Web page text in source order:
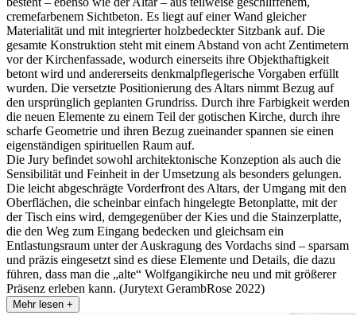
cremefarbenem Sichtbeton. Es liegt auf einer Wand gleicher
Materialität und mit integrierter holzbedeckter Sitzbank auf. Die
gesamte Konstruktion steht mit einem Abstand von acht Zentimetern
vor der Kirchenfassade, wodurch einerseits ihre Objekthaftigkeit
betont wird und andererseits denkmalpflegerische Vorgaben erfüllt
wurden. Die versetzte Positionierung des Altars nimmt Bezug auf
den ursprünglich geplanten Grundriss. Durch ihre Farbigkeit werden
die neuen Elemente zu einem Teil der gotischen Kirche, durch ihre
scharfe Geometrie und ihren Bezug zueinander spannen sie einen
eigenständigen spirituellen Raum auf.
Die Jury befindet sowohl architektonische Konzeption als auch die
Sensibilität und Feinheit in der Umsetzung als besonders gelungen.
Die leicht abgeschrägte Vorderfront des Altars, der Umgang mit den
Oberflächen, die scheinbar einfach hingelegte Betonplatte, mit der
der Tisch eins wird, demgegenüber der Kies und die Stainzerplatte,
die den Weg zum Eingang bedecken und gleichsam ein
Entlastungsraum unter der Auskragung des Vordachs sind – sparsam
und präzis eingesetzt sind es diese Elemente und Details, die dazu
führen, dass man die „alte“ Wolfgangikirche neu und mit größerer
Präsenz erleben kann. (Jurytext GerambRose 2022)
Mehr lesen +